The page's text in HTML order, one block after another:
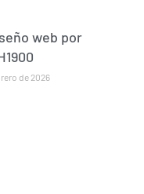
web por
de 2026